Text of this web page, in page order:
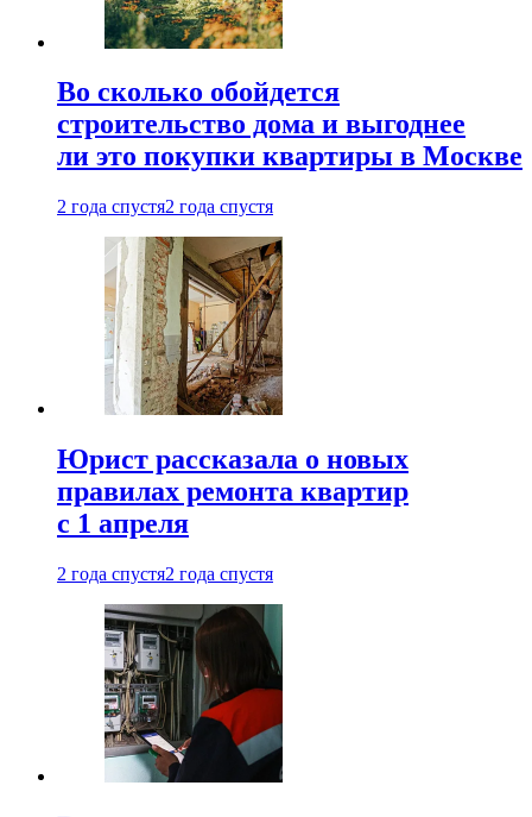
Во сколько обойдется
строительство дома и выгоднее
ли это покупки квартиры в Москве
2 года спустя2 года спустя
Юрист рассказала о новых
правилах ремонта квартир
с 1 апреля
2 года спустя2 года спустя